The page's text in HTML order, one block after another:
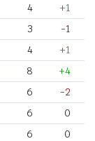
4
+1
3
-1
4
+1
8
+4
6
-2
6
0
6
0